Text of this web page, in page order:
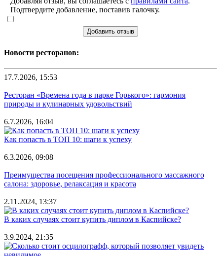
Подтвердите добавление, поставив галочку.
Добавить отзыв
Новости ресторанов:
17.7.2026, 15:53
Ресторан «Времена года в парке Горького»: гармония
природы и кулинарных удовольствий
6.7.2026, 16:04
Как попасть в ТОП 10: шаги к успеху
6.3.2026, 09:08
Преимущества посещения профессионального массажного
салона: здоровье, релаксация и красота
2.11.2024, 13:37
В каких случаях стоит купить диплом в Каспийске?
3.9.2024, 21:35